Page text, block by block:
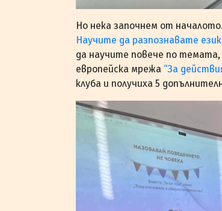
Но нека започнем от
Научите да разпознавате
да научите повече по
европейска мрежа “За
клуба и получиха 5